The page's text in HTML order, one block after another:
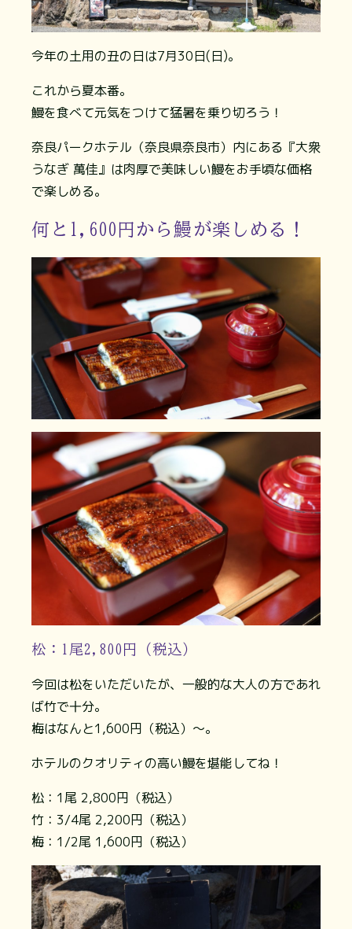
今年の土用の丑の日は7月30日(日)。
これから夏本番。
鰻を食べて元気をつけて猛暑を乗り切ろう！
奈良パークホテル（奈良県奈良市）内にある『大衆
うなぎ 萬佳』は肉厚で美味しい鰻をお手頃な価格
で楽しめる。
何と1,600円から鰻が楽しめる！
松：1尾2,800円（税込）
今回は松をいただいたが、一般的な大人の方であれ
ば竹で十分。
梅はなんと1,600円（税込）〜。
ホテルのクオリティの高い鰻を堪能してね！
松：1尾 2,800円（税込）
竹：3/4尾 2,200円（税込）
梅：1/2尾 1,600円（税込）